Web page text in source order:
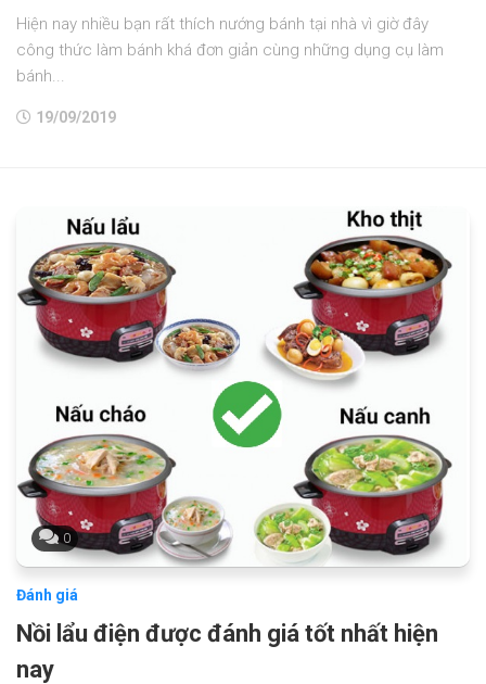
Hiện nay nhiều bạn rất thích nướng bánh tại nhà vì giờ đây
công thức làm bánh khá đơn giản cùng những dụng cụ làm
bánh...
19/09/2019
0
Đánh giá
Nồi lẩu điện được đánh giá tốt nhất hiện
nay